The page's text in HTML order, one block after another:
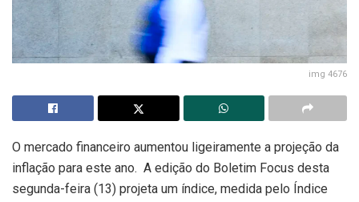
img 4676
O mercado financeiro aumentou ligeiramente a projeção da
inflação para este ano. A edição do Boletim Focus desta
segunda-feira (13) projeta um índice, medida pelo Índice